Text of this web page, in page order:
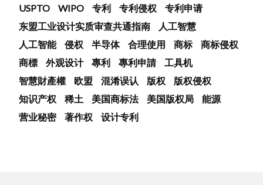
USPTO
WIPO 专利 专利侵权
专利申请
东盟工业设计实质审查共通指南
人工智慧
人工智能
侵权 半导体 合理使用 商标
商标侵权
商標
外观设计 專利 專利申請
工具机
智慧財產權
欧盟 混淆误认 版权
版权侵权
知识产权
稀土 美国商标法 美国版权局
能源
营业秘密
著作权 设计专利